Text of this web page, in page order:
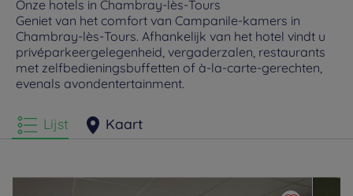
Onze hotels in Chambray-lès-Tours
Geniet van het comfort van Campanile-kamers in
Chambray-lès-Tours. Afhankelijk van het hotel vindt u
privéparkeergelegenheid, vergaderzalen, restaurants
met zelfbedieningsbuffetten of à-la-carte-gerechten,
evenals avondentertainment.
Lijst Kaart